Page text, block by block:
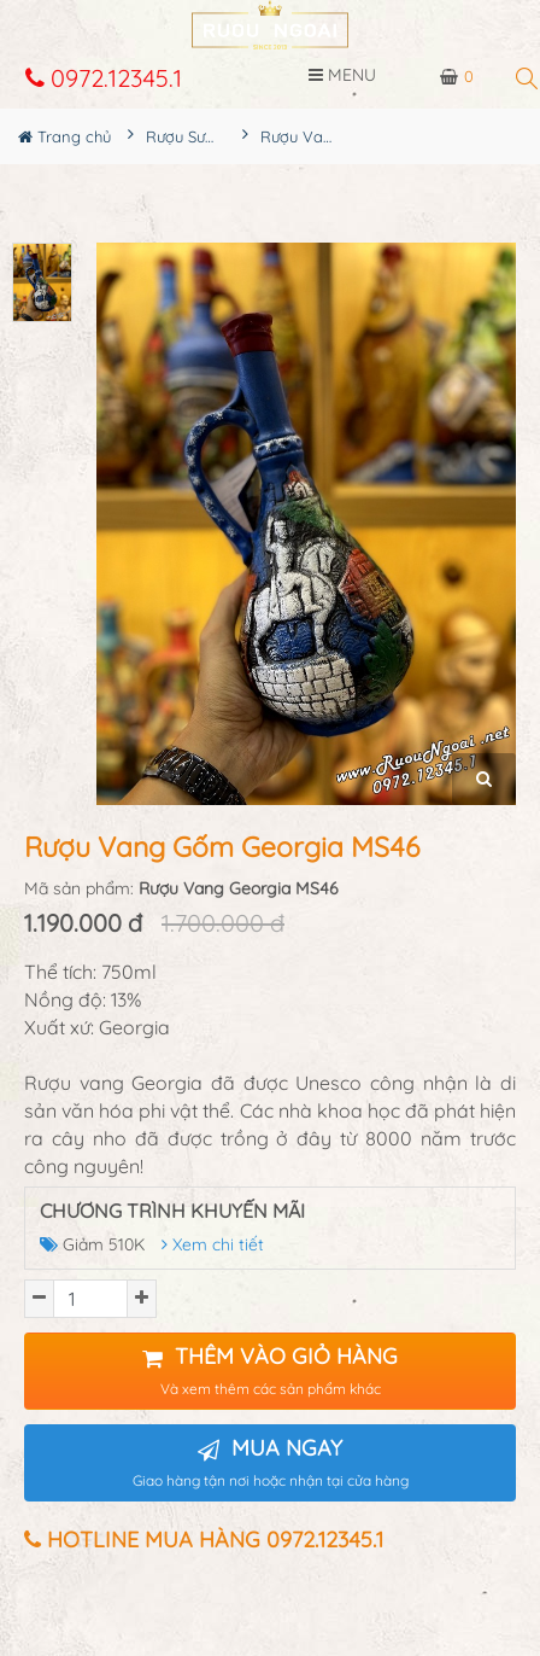
0
0972.12345.1 MENU
Trang chủ Rượu Sưu Tầm - Nga Rượu Vang Gốm Georgia MS46
Rượu Vang Gốm Georgia MS46
Mã sản phẩm: Rượu Vang Georgia MS46
1.190.000 đ 1.700.000 đ
Thể tích: 750ml
Nồng độ: 13%
Xuất xứ: Georgia
Rượu vang Georgia đã được Unesco công nhận là di
sản văn hóa phi vật thể. Các nhà khoa học đã phát hiện
ra cây nho đã được trồng ở đây từ 8000 năm trước
công nguyên!
CHƯƠNG TRÌNH KHUYẾN MÃI
Giảm 510K Xem chi tiết
THÊM VÀO GIỎ HÀNG
Và xem thêm các sản phẩm khác
MUA NGAY
Giao hàng tận nơi hoặc nhận tại cửa hàng
HOTLINE MUA HÀNG 0972.12345.1